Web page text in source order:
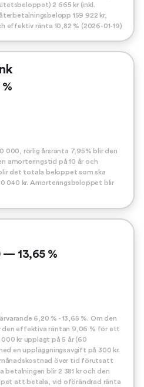
2 665 kr (inkl.
159 922 kr,
effektiv ränta 10,82 % (2026-01-19)
%
000, rörlig årsränta 7,95% blir den
amorteringstid på 10 år och
det totala beloppet som ska
040 kr. Amorteringsbeloppet blir
— 13,65 %
6,20 % - 13,65 %. Om den
den effektiva räntan 9,06 % för ett
000 kr upplagt på 5 år (60
en uppläggningsavgift på 300 kr.
över tid förutsatt
blir 2 381 kr och den
att betala, vid oförändrad ränta